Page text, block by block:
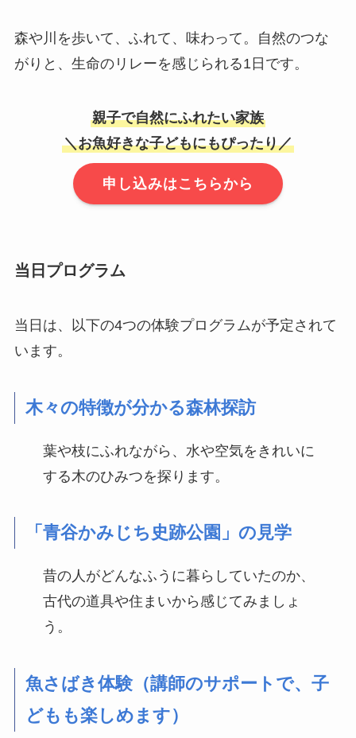
森や川を歩いて、ふれて、味わって。自然のつな
がりと、生命のリレーを感じられる1日です。
親子で自然にふれたい家族
＼お魚好きな子どもにもぴったり／
申し込みはこちらから
当日プログラム
当日は、以下の4つの体験プログラムが予定されて
います。
木々の特徴が分かる森林探訪
葉や枝にふれながら、水や空気をきれいに
する木のひみつを探ります。
「青谷かみじち史跡公園」の見学
昔の人がどんなふうに暮らしていたのか、
古代の道具や住まいから感じてみましょ
う。
魚さばき体験（講師のサポートで、子
どもも楽しめます）